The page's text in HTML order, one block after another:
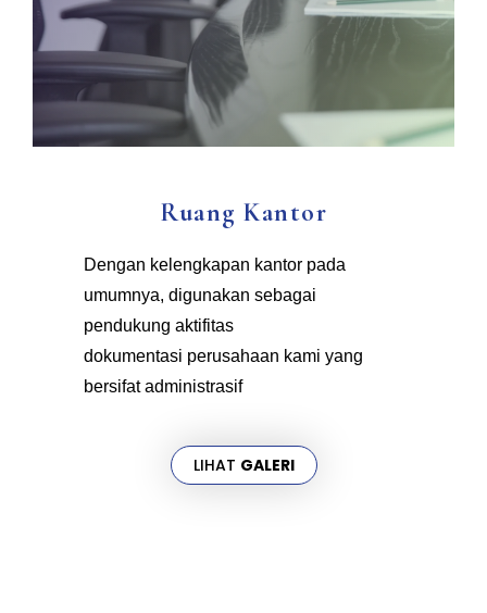
Ruang Kantor
Dengan kelengkapan kantor pada
umumnya, digunakan sebagai
pendukung aktifitas
dokumentasi perusahaan kami yang
bersifat administrasif
LIHAT GALERI